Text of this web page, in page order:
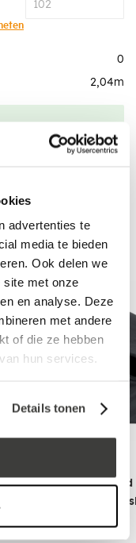
advertenties te
media te bieden
Ook delen we
site met onze
en analyse. Deze
met andere
of die ze hebben
hun services.
Details tonen
0
2,04m
Dakdoorvoer rond
63 mm met EPDM